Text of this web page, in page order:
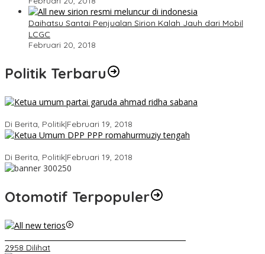
Daihatsu Santai Penjualan Sirion Kalah Jauh dari Mobil
LCGC
Februari 20, 2018
Politik Terbaru
Di Berita, Politik|Februari 19, 2018
Di Berita, Politik|Februari 19, 2018
Otomotif Terpopuler
2958 Dilihat